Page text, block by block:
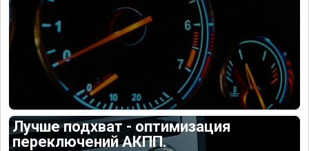
Лучше подхват - оптимизация
переключений АКПП.